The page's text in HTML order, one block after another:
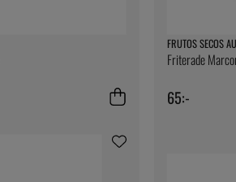
FRUTOS SECOS
Friterade
65:-